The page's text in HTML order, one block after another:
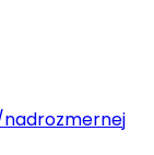
nadrozmernej